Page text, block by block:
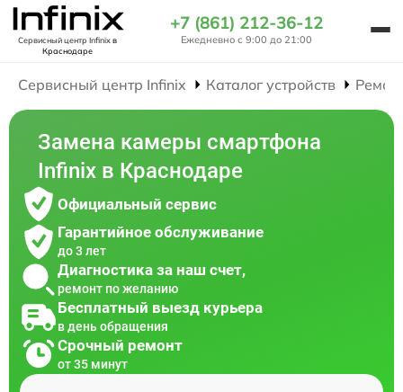
Сервисный центр Infinixв
Краснодаре
+7 (861) 212-36-12
Ежедневно с 9:00 до 21:00
Сервисный центр Infinix Каталог устройств
Замена камеры смартфона
Infinix в Краснодаре
Официальный сервис
Гарантийное обслуживание
до 3 лет
Диагностика за наш счет,
ремонт по желанию
Бесплатный выезд курьера
в день обращения
Срочный ремонт
от 35 минут